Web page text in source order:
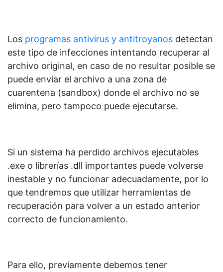
Los programas antivirus y antitroyanos detectan
este tipo de infecciones intentando recuperar al
archivo original, en caso de no resultar posible se
puede enviar el archivo a una zona de
cuarentena (sandbox) donde el archivo no se
elimina, pero tampoco puede ejecutarse.
Si un sistema ha perdido archivos ejecutables
.exe o librerías .dll importantes puede volverse
inestable y no funcionar adecuadamente, por lo
que tendremos que utilizar herramientas de
recuperación para volver a un estado anterior
correcto de funcionamiento.
Para ello, previamente debemos tener